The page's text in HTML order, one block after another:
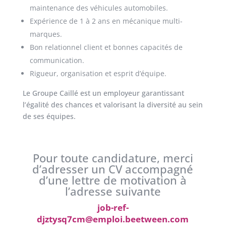
maintenance des véhicules automobiles.
Expérience de 1 à 2 ans en mécanique multi-
marques.
Bon relationnel client et bonnes capacités de
communication.
Rigueur, organisation et esprit d’équipe.
Le Groupe Caillé est un employeur garantissant
l’égalité des chances et valorisant la diversité au sein
de ses équipes.
Pour toute candidature, merci
d’adresser un CV accompagné
d’une lettre de motivation à
l’adresse suivante
job-ref-
djztysq7cm@emploi.beetween.com